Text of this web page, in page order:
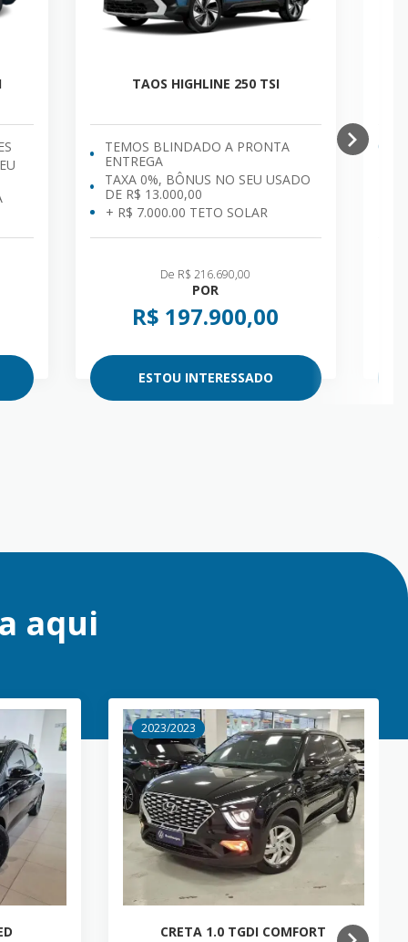
TAOS HIGHLINE 250 TSI
TEMOS BLINDADO A PRONTA
ENTREGA
TAXA 0%, BÔNUS NO SEU USADO
DE R$ 13.000,00
+ R$ 7.000.00 TETO SOLAR
De R$ 216.690,00
POR
R$ 197.900,00
ESTOU INTERESSADO
aqui
2023/2023
CRETA 1.0 TGDI COMFORT